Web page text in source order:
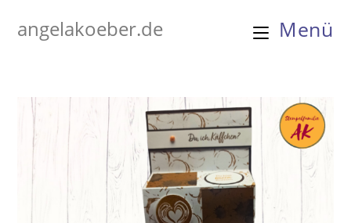
Inhaltangelakoeber.de Menü